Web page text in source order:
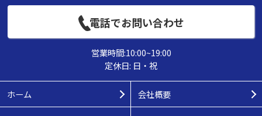
電話でお問い合わせ
営業時間:10:00~19:00
定休日: 日・祝
ホーム 会社概要